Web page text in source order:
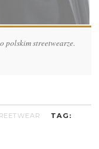
polskim streetwearze.
TAG: